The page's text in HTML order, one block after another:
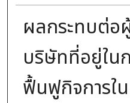
ผลกระทบต่อ
บริษัทที่อยู่ใน
ฟื้นฟูกิจการใ